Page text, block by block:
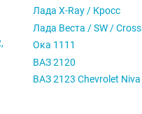
Лада X-Ray / Кросс
Лада Веста / SW / Cross
Ока 1111
ВАЗ 2120
ВАЗ 2123 Chevrolet Niva